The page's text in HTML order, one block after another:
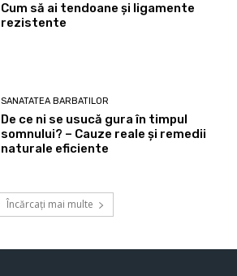
Cum să ai tendoane şi ligamente
rezistente
SANATATEA BARBATILOR
De ce ni se usucă gura în timpul
somnului? – Cauze reale și remedii
naturale eficiente
Încărcați mai multe